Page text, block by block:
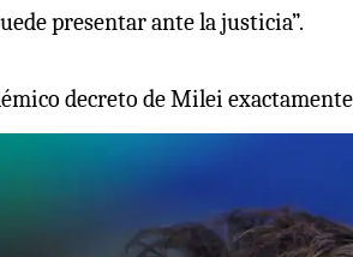
presentar ante la justicia”.
decreto de Milei